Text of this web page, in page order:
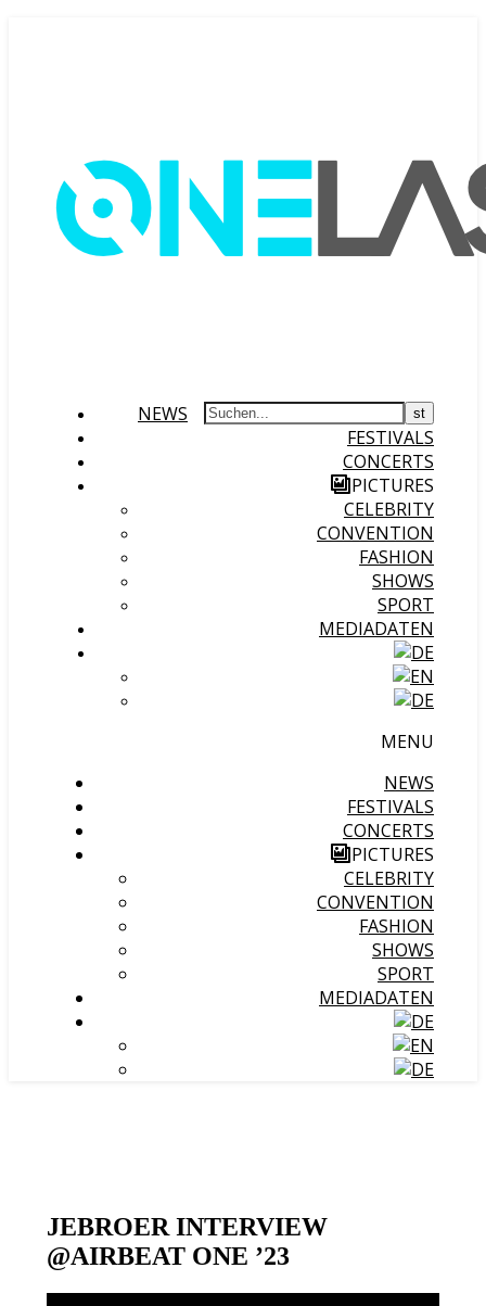
NEWS
FESTIVALS
CONCERTS
PICTURES
CELEBRITY
CONVENTION
FASHION
SHOWS
SPORT
MEDIADATEN
MENU
NEWS
FESTIVALS
CONCERTS
PICTURES
CELEBRITY
CONVENTION
FASHION
SHOWS
SPORT
MEDIADATEN
JEBROER INTERVIEW
@AIRBEAT ONE ’23